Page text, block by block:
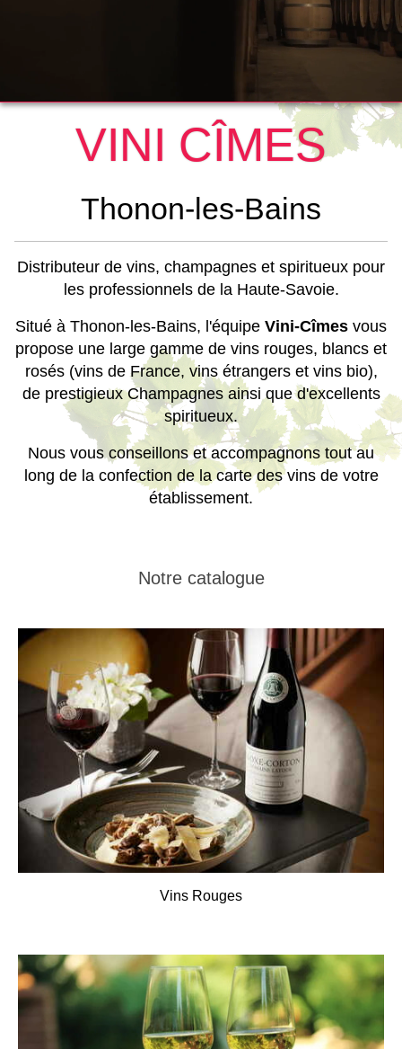
VINI CÎMES
Thonon-les-Bains
Distributeur de vins, champagnes et spiritueux pour
les professionnels de la Haute-Savoie.
Situé à Thonon-les-Bains, l'équipe Vini-Cîmes vous
propose une large gamme de vins rouges, blancs et
rosés (vins de France, vins étrangers et vins bio),
de prestigieux Champagnes ainsi que d'excellents
spiritueux.
Nous vous conseillons et accompagnons tout au
long de la confection de la carte des vins de votre
établissement.
Notre catalogue
Vins Rouges